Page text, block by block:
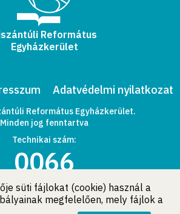
süti fájlokat (cookie) használ a
megfelelően, mely fájlok a
Református
Egyházkerület
Adatvédelmi nyilatkozat
Református Egyházkerület.
Minden jog fenntartva
Technikai szám:
0066